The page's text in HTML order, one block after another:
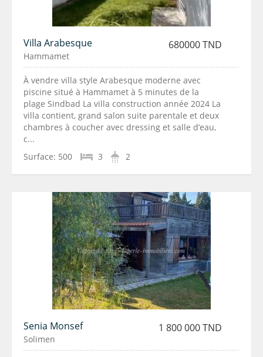
Villa Arabesque 680000 TND
Hammamet
À vendre villa style Arabesque moderne avec
piscine situé à Hammamet à 5 minutes de la
plage Sindbad La villa construction année 2024 La
villa contient, grand salon suite parentale et deux
chambres à coucher avec dressing et salle d’eau,
c...
Surface: 500 3 2
Senia Monsef 1 800 000 TND
Solimen